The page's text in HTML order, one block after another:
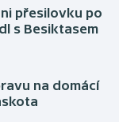
přesilovku po
s Besiktasem
na domácí